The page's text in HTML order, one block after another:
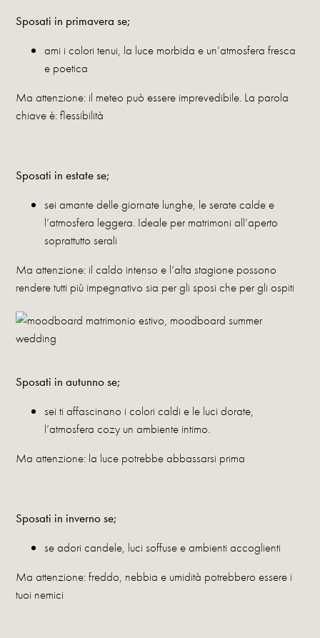
Sposati in primavera se;
ami i colori tenui, la luce morbida e un’atmosfera fresca
e poetica
Ma attenzione: il meteo può essere imprevedibile. La parola
chiave è: flessibilità
Sposati in estate se;
sei amante delle giornate lunghe, le serate calde e
l’atmosfera leggera. Ideale per matrimoni all’aperto
soprattutto serali
Ma attenzione: il caldo intenso e l’alta stagione possono
rendere tutti più impegnativo sia per gli sposi che per gli ospiti
Sposati in autunno se;
sei ti affascinano i colori caldi e le luci dorate,
l’atmosfera cozy un ambiente intimo.
Ma attenzione: la luce potrebbe abbassarsi prima
Sposati in inverno se;
se adori candele, luci soffuse e ambienti accoglienti
Ma attenzione: freddo, nebbia e umidità potrebbero essere i
tuoi nemici